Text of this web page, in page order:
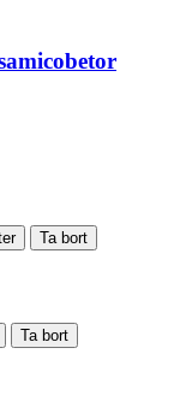
Ta bort
Ta bort